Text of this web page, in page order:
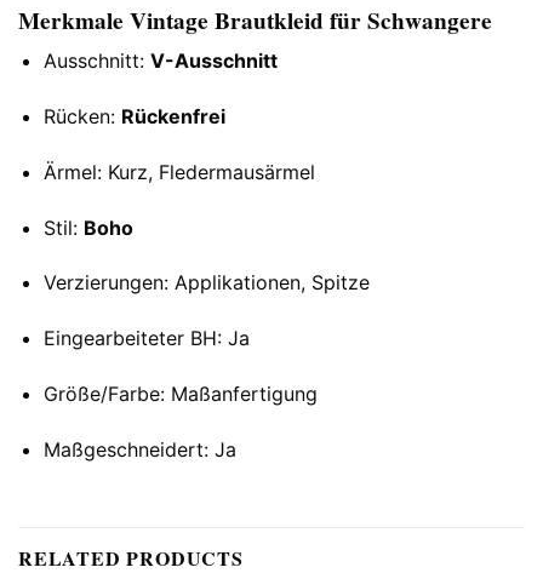
Merkmale Vintage Brautkleid für Schwangere
Ausschnitt: V-Ausschnitt
Rücken: Rückenfrei
Ärmel: Kurz, Fledermausärmel
Stil: Boho
Verzierungen: Applikationen, Spitze
Eingearbeiteter BH: Ja
Größe/Farbe: Maßanfertigung
Maßgeschneidert: Ja
RELATED PRODUCTS